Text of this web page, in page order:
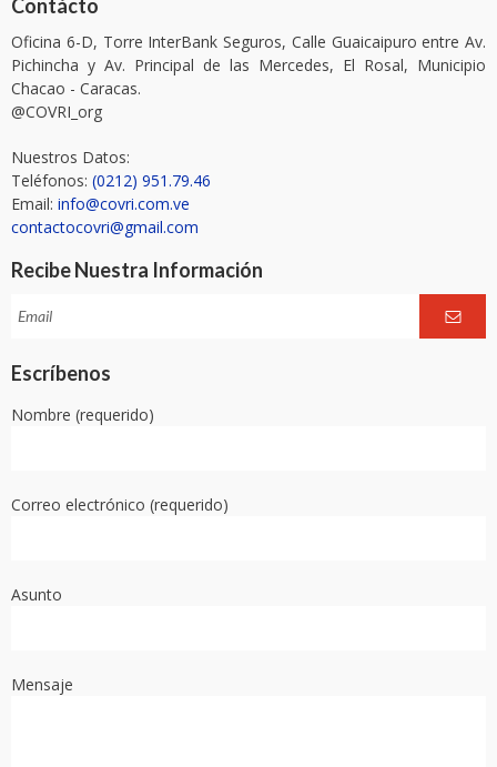
Contácto
Oficina 6-D, Torre InterBank Seguros, Calle Guaicaipuro entre Av.
Pichincha y Av. Principal de las Mercedes, El Rosal, Municipio
Chacao - Caracas.
@COVRI_org
Nuestros Datos:
Teléfonos: (0212) 951.79.46
Email: info@covri.com.ve
contactocovri@gmail.com
Recibe Nuestra Información
Escríbenos
Nombre (requerido)
Correo electrónico (requerido)
Asunto
Mensaje